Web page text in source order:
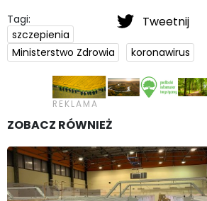
Tweetnij
Tagi:
szczepienia
Ministerstwo Zdrowia
koronawirus
ZOBACZ RÓWNIEŻ